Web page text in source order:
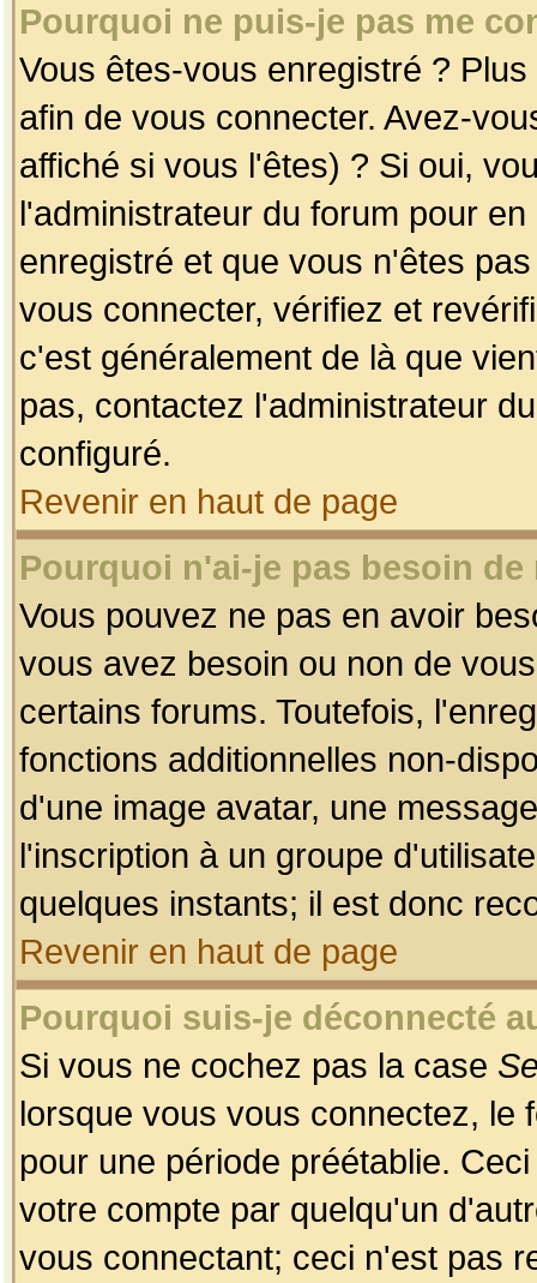
Pourquoi ne puis-je pas me
Vous êtes-vous enregistré ?
afin de vous connecter. Avez-
affiché si vous l'êtes) ? Si oui,
l'administrateur du forum pour
enregistré et que vous n'êtes
vous connecter, vérifiez et
c'est généralement de là que
pas, contactez l'administrateur
configuré.
Revenir en haut de page
Pourquoi n'ai-je pas besoin
Vous pouvez ne pas en avoir
vous avez besoin ou non de
certains forums. Toutefois,
fonctions additionnelles non-
d'une image avatar, une
l'inscription à un groupe
quelques instants; il est donc
Revenir en haut de page
Pourquoi suis-je déconnecté
Si vous ne cochez pas la case
lorsque vous vous connectez, le
pour une période préétablie.
votre compte par quelqu'un
vous connectant; ceci n'est pas